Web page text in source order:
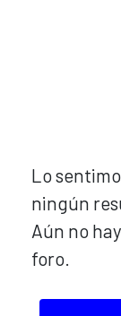
Lo
ningún
Aún no
foro.